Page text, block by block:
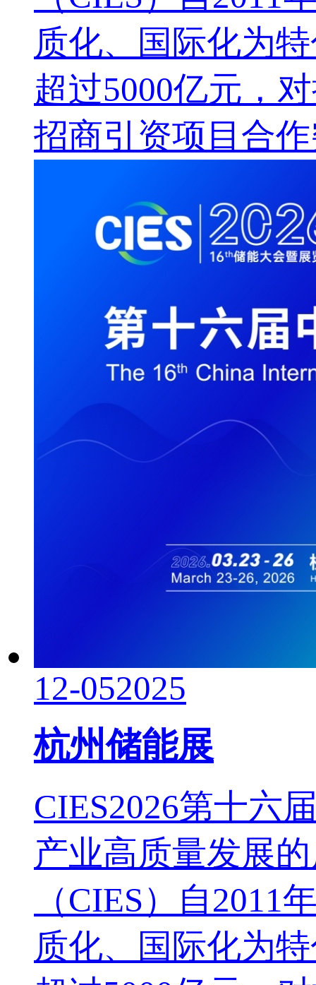
质化、国际化为
超过5000亿元，
招商引资项目合作
12-052025
杭州储能展
CIES2026第十六
产业高质量发展
（CIES）自
质化、国际化为